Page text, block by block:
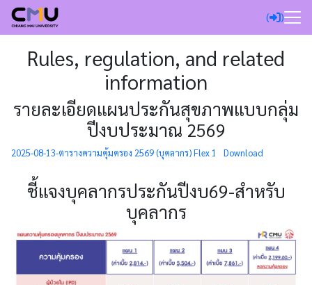
Skip
(
)
Rules, regulation, and related
information
รายละเอียดแผนประกันสุขภาพแบบกลุ่ม
ปีงบประมาณ 2569
2025-08-13-ตารางความคุ้มครอง 2569 (บุคลากร) Flex 1 Download
ชี้แจงบุคลากรประกันปีงบ69-สำหรับ
บุคลากร